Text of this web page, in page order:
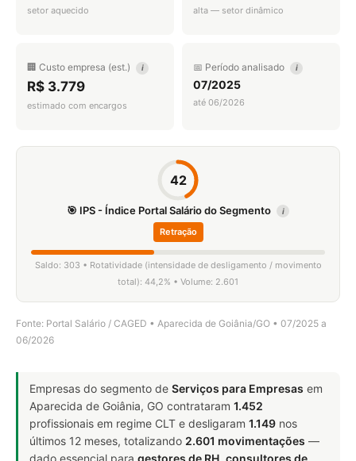
setor aquecido alta — setor dinâmico
🏢 Custo empresa (est.) i
R$ 3.779
estimado com encargos
📅 Período analisado i
07/2025
até 06/2026
42
🎯 IPS - Índice Portal Salário do Segmento i
Retração
Saldo: 303 • Rotatividade (intensidade de desligamento / movimento
total): 44,2% • Volume: 2.601
Fonte: Portal Salário / CAGED • Aparecida de Goiânia/GO • 07/2025 a
06/2026
Empresas do segmento de Serviços para Empresas em
Aparecida de Goiânia, GO contrataram 1.452
profissionais em regime CLT e desligaram 1.149 nos
últimos 12 meses, totalizando 2.601 movimentações —
dado essencial para gestores de RH, consultores de